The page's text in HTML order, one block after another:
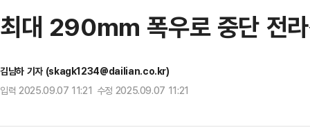
최대 290mm 폭우로 중단 전
김남하 기자 (skagk1234@dailian.co.kr)
입력 2025.09.07 11:21 수정 2025.09.07 11:21